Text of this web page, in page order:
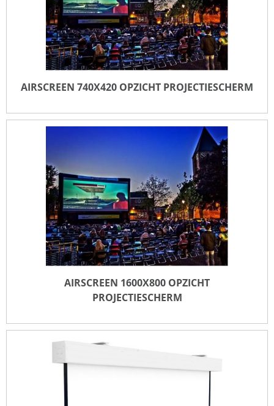
AIRSCREEN 740X420 OPZICHT PROJECTIESCHERM
AIRSCREEN 740X420 OPZICHT PROJECTIESCHERM
TOEVOEGEN VOOR OFFERTE
AIRSCREEN 1600X800 OPZICHT
PROJECTIESCHERM
AIRSCREEN 1600X800 OPZICHT PROJECTIESCHERM
TOEVOEGEN VOOR OFFERTE